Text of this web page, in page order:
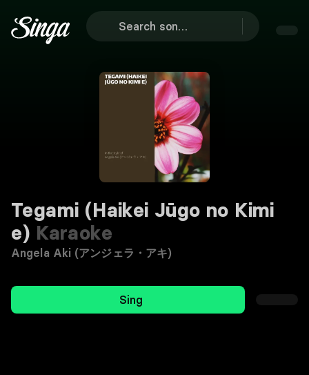
Tegami (Haikei Jūgo no Kimi
e) Karaoke
Angela Aki (アンジェラ・アキ)
Sing